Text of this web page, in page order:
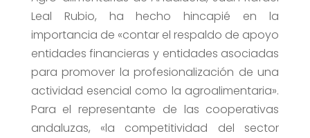
Leal Rubio, ha hecho hincapié en la
importancia de «contar el respaldo de apoyo
entidades financieras y entidades asociadas
para promover la profesionalización de una
actividad esencial como la agroalimentaria».
Para el representante de las cooperativas
andaluzas, «la competitividad del sector